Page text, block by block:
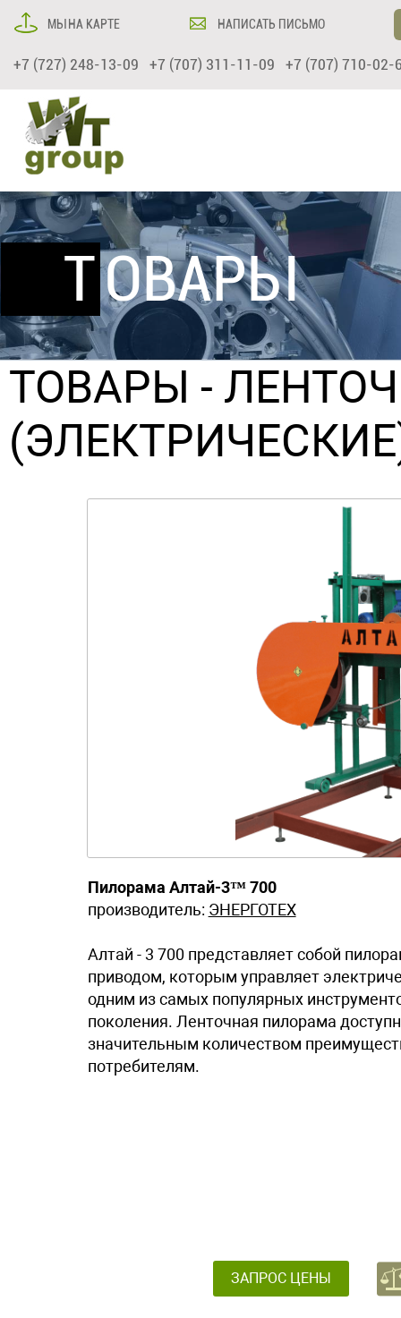
МЫ НА КАРТЕ НАПИСАТЬ ПИСЬМО
+7 (727) 248-13-09 +7 (707) 311-11-09 +7 (707) 710-02-
ТОВАРЫ
ТОВАРЫ -
Пилорама Алтай-3™ 700
производитель: ЭНЕРГОТЕХ
Алтай - 3 700 представляет собой
приводом, которым управляет
одним из самых популярных
поколения. Ленточная пилорама
значительным количеством
потребителям.
ЗАПРОС ЦЕНЫ